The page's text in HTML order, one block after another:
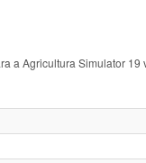
a Agricultura Simulator